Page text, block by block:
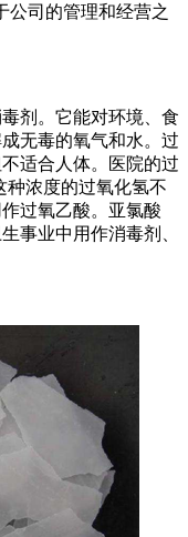
公司的管理和经营之
剂。它能对环境、食
无毒的氧气和水。过
适合人体。医院的过
种浓度的过氧化氢不
过氧乙酸。亚氯酸
事业中用作消毒剂、